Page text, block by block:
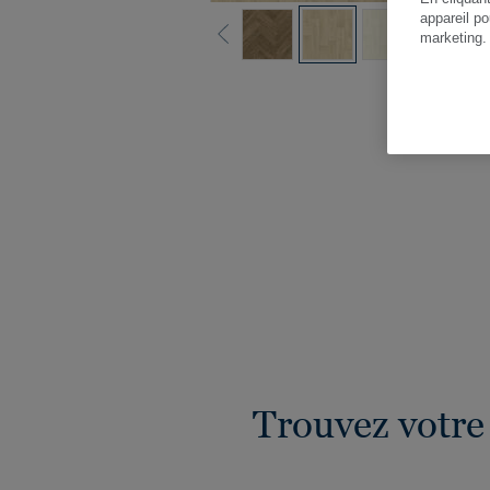
Trouvez
appareil
marketing.